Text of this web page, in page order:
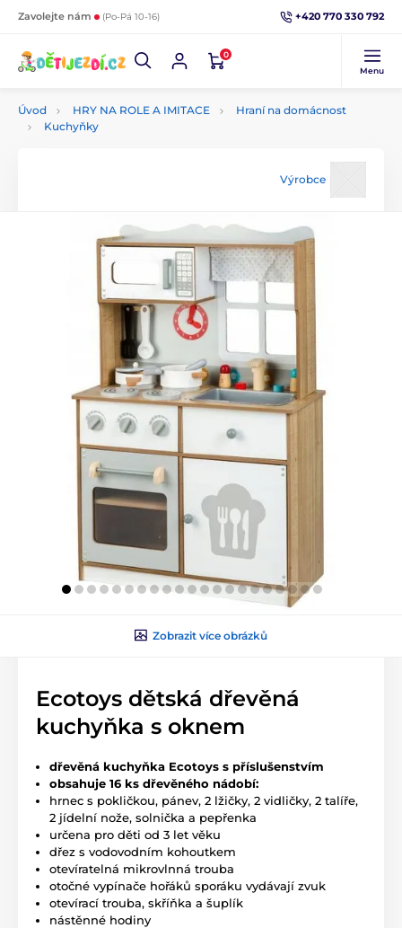
Zavolejte nám (Po-Pá 10-16) +420 770 330 792
0
Menu
Úvod HRY NA ROLE A IMITACE
Hraní na domácnost
Kuchyňky
Výrobce
Zobrazit více obrázků
Ecotoys dětská dřevěná
kuchyňka s oknem
dřevěná kuchyňka Ecotoys s příslušenstvím
obsahuje 16 ks dřevěného nádobí:
hrnec s pokličkou, pánev, 2 lžičky, 2 vidličky, 2 talíře,
2 jídelní nože, solnička a pepřenka
určena pro děti od 3 let věku
dřez s vodovodním kohoutkem
otevíratelná mikrovlnná trouba
otočné vypínače hořáků sporáku vydávají zvuk
otevírací trouba, skříňka a šuplík
nástěnné hodiny